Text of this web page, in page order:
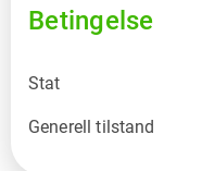
Betingelse
Stat
Generell tilstand